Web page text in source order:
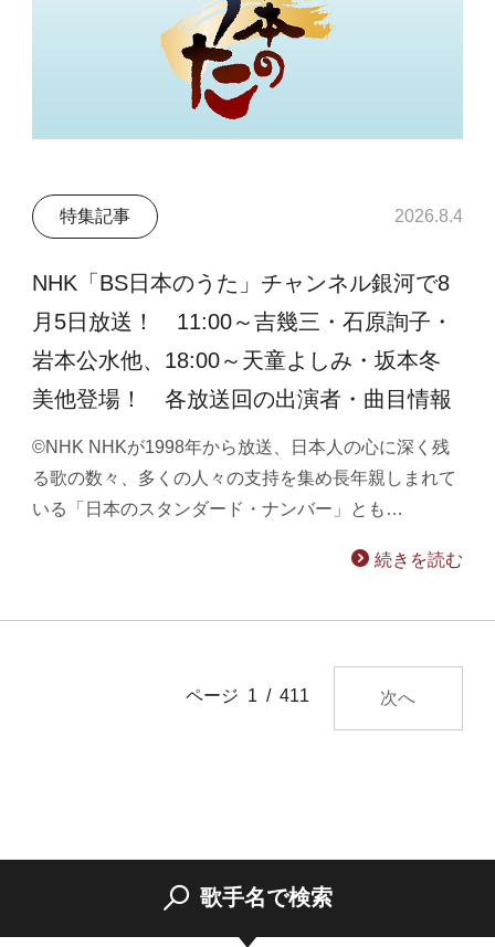
特集記事 2026.8.4
NHK「BS日本のうた」チャンネル銀河で8
月5日放送！ 11:00～吉幾三・石原詢子・
岩本公水他、18:00～天童よしみ・坂本冬
美他登場！ 各放送回の出演者・曲目情報
©NHK NHKが1998年から放送、日本人の心に深く残
る歌の数々、多くの人々の支持を集め長年親しまれて
いる「日本のスタンダード・ナンバー」とも…
続きを読む
ページ 1 / 411 次へ
歌手名で検索